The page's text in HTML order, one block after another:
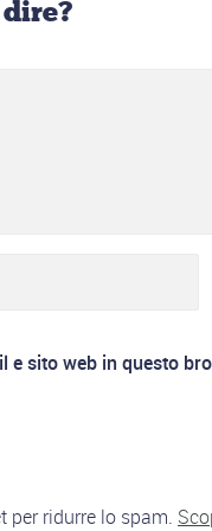
e sito web in questo
per ridurre lo spam.